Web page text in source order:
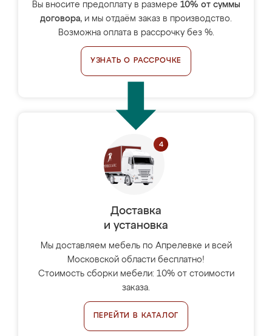
Вы вносите предоплату в размере 10% от суммы
договора, и мы отдаём заказ в производство.
Возможна оплата в рассрочку без %.
УЗНАТЬ О РАССРОЧКЕ
Доставка
и установка
Мы доставляем мебель по Апрелевке и всей
Московской области бесплатно!
Стоимость сборки мебели: 10% от стоимости
заказа.
ПЕРЕЙТИ В КАТАЛОГ